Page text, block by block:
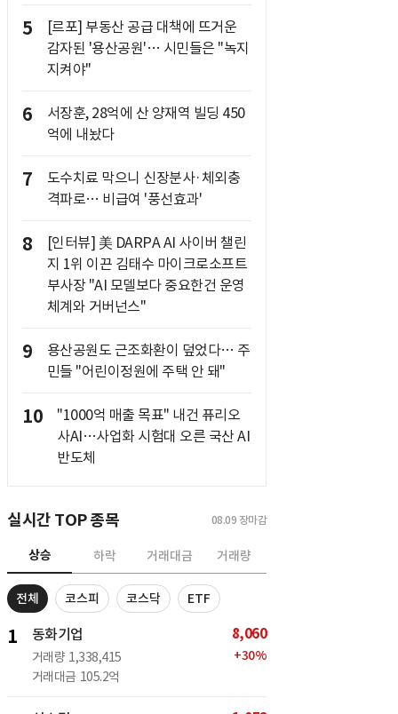
5
[르포] 부동산 공급 대책에 뜨거운
감자된 '용산공원'… 시민들은 "녹지
지켜야"
6
서장훈, 28억에 산 양재역 빌딩 450
억에 내놨다
7
도수치료 막으니 신장분사·체외충
격파로… 비급여 '풍선효과'
8
[인터뷰] 美 DARPA AI 사이버 챌린
지 1위 이끈 김태수 마이크로소프트
부사장 "AI 모델보다 중요한건 운영
체계와 거버넌스"
9
용산공원도 근조화환이 덮었다… 주
민들 "어린이정원에 주택 안 돼"
10
"1000억 매출 목표" 내건 퓨리오
사AI…사업화 시험대 오른 국산 AI
반도체
실시간 TOP 종목 08.09 장마감
상승 하락 거래대금 거래량
전체 코스피 코스닥 ETF
1 동화기업
거래량 1,338,415
거래대금 105.2억
8,060
+30%